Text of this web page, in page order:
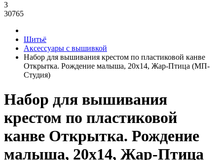
3
30765
Шитьё
Аксессуары с вышивкой
Набор для вышивания крестом по пластиковой канве
Открытка. Рождение малыша, 20x14, Жар-Птица (МП-
Студия)
Набор для вышивания
крестом по пластиковой
канве Открытка. Рождение
малыша, 20x14, Жар-Птица